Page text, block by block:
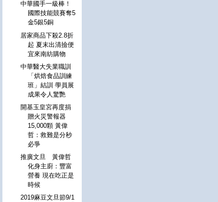
中華國手一級棒！
國際技能競賽奪5
金5銀5銅
居家商品下殺2.8折
起 夏末出清撿便
宜來南紡購物
中華醫大失業職訓
「烘焙食品訓練
班」結訓 學員展
成果令人驚艷
開基玉皇宮再度捐
贈火災警報器
15,000顆 黃偉
哲：救難是分秒
必爭
推廣文旦 黃偉哲
化身主廚：豐富
營養 現在吃正是
時候
2019麻豆文旦節9/1